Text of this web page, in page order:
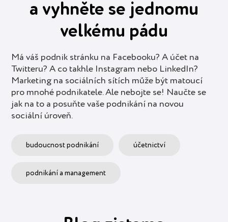
a vyhněte se jednomu
velkému pádu
Má váš podnik stránku na Facebooku? A účet na
Twitteru? A co takhle Instagram nebo LinkedIn?
Marketing na sociálních sítích může být matoucí
pro mnohé podnikatele. Ale nebojte se! Naučte se
jak na to a posuňte vaše podnikání na novou
sociální úroveň.
budoucnost podnikání účetnictví
podnikání a management